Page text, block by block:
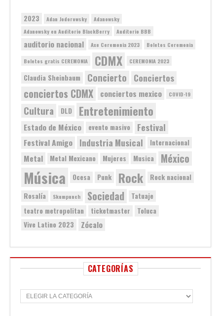
2023 Adan Jodorowsky
Adanowsky
Adanowsky en Auditorio BlackBerry
Auditorio BBB
auditorio nacional Axe Ceremonia 2023 Boletos Ceremonia
Boletos gratis CEREMONIA CDMX CEREMONIA 2023
Claudia Sheinbaum Concierto Conciertos
conciertos CDMX conciertos mexico COVID-19
Cultura DLD Entretenimiento
Estado de México evento masivo Festival
Festival Amigo Industria Musical Internacional
Metal Metal Mexicano Mujeres Musica México
Música Ocesa Punk Rock
Rock nacional
Rosalía
Skumpunch Sociedad
Tatuaje
teatro metropolitan
ticketmaster
Toluca
Vive Latino 2023
Zócalo
CATEGORÍAS
C
a